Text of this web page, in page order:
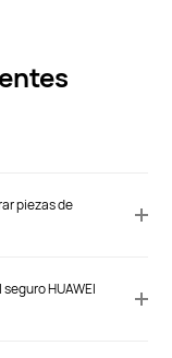
piezas de
HUAWEI